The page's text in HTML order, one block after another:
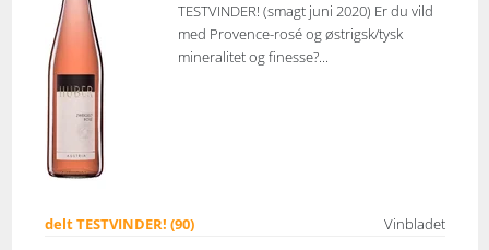
TESTVINDER! (smagt juni 2020) Er du vild
med Provence-rosé og østrigsk/tysk
mineralitet og finesse?...
delt TESTVINDER! (90) Vinbladet